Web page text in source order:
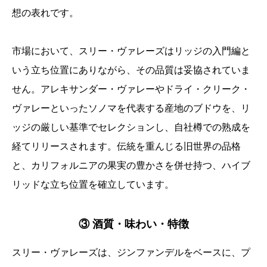
想の表れです。
市場において、スリー・ヴァレーズはリッジの入門編と
いう立ち位置にありながら、その品質は妥協されていま
せん。アレキサンダー・ヴァレーやドライ・クリーク・
ヴァレーといったソノマを代表する産地のブドウを、リ
ッジの厳しい基準でセレクションし、自社樽での熟成を
経てリリースされます。伝統を重んじる旧世界の品格
と、カリフォルニアの果実の豊かさを併せ持つ、ハイブ
リッドな立ち位置を確立しています。
③ 酒質・味わい・特徴
スリー・ヴァレーズは、ジンファンデルをベースに、プ